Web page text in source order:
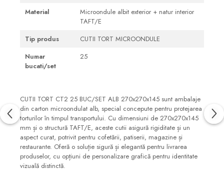
Material
Microondule albit exterior + natur interior
TAFT/E
Tip produs
CUTII TORT MICROONDULE
Numar
bucati/set
25
CUTII TORT CT2 25 BUC/SET ALB 270x270x145 sunt ambalaje
din carton microondulat alb, special concepute pentru protejarea
torturilor în timpul transportului. Cu dimensiuni de 270x270x145
mm și o structură TAFT/E, aceste cutii asigură rigiditate și un
aspect curat, potrivit pentru cofetării, patiserii, magazine și
restaurante. Oferă o soluție sigură și elegantă pentru livrarea
produselor, cu opțiuni de personalizare grafică pentru identitate
vizuală distinctă.